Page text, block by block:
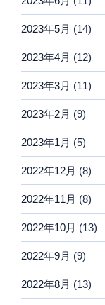
2023年5月 (14)
2023年4月 (12)
2023年3月 (11)
2023年2月 (9)
2023年1月 (5)
2022年12月 (8)
2022年11月 (8)
2022年10月 (13)
2022年9月 (9)
2022年8月 (13)